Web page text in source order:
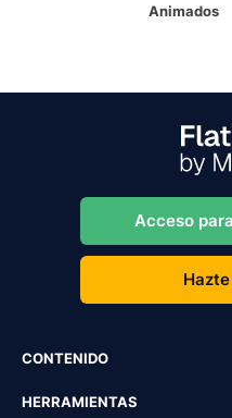
Animados
Acceso
CONTENIDO
HERRAMIENTAS